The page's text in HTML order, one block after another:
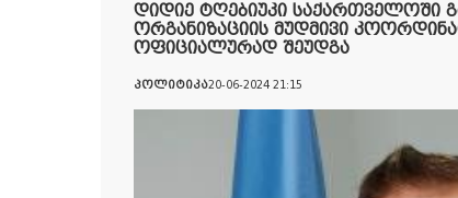
დიდიე ტღებიუკი საქართველოში
ორგანიზაციის მუდმივი
ოფიციალურად შეუდგა
პოლიტიკა20-06-2024 21:15